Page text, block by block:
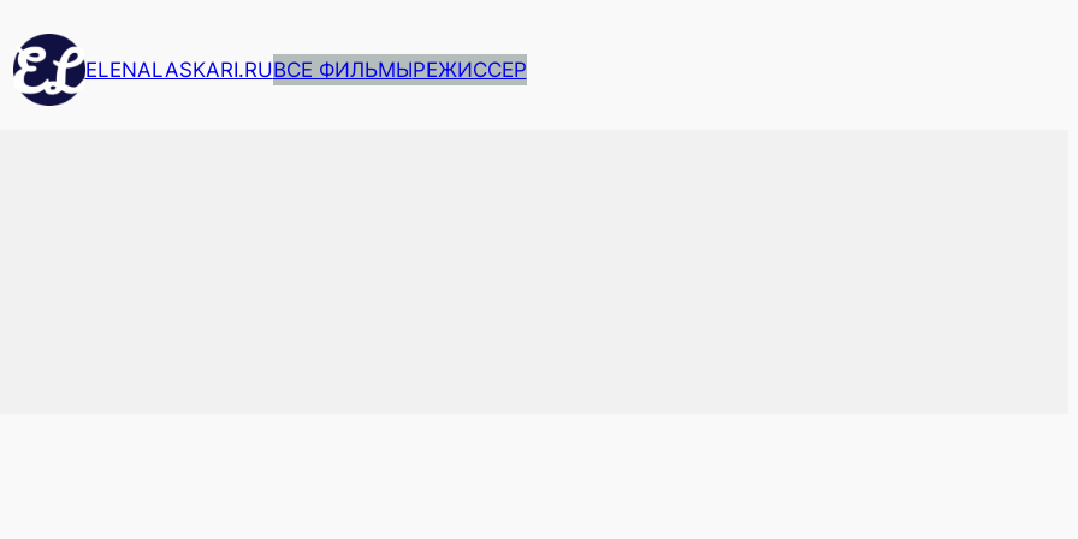
ELENALASKARI.RUВСЕ ФИЛЬМЫРЕЖИССЕР